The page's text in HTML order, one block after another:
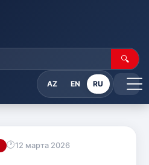
🔍
AZ EN RU
12 марта 2026